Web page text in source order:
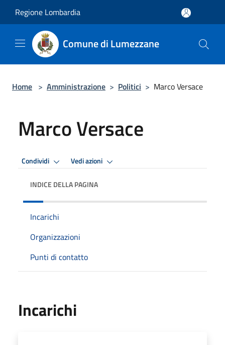
Regione Lombardia
Comune di Lumezzane
Home > Amministrazione > Politici > Marco Versace
Marco Versace
Condividi Vedi azioni
INDICE DELLA PAGINA
Incarichi
Organizzazioni
Punti di contatto
Incarichi